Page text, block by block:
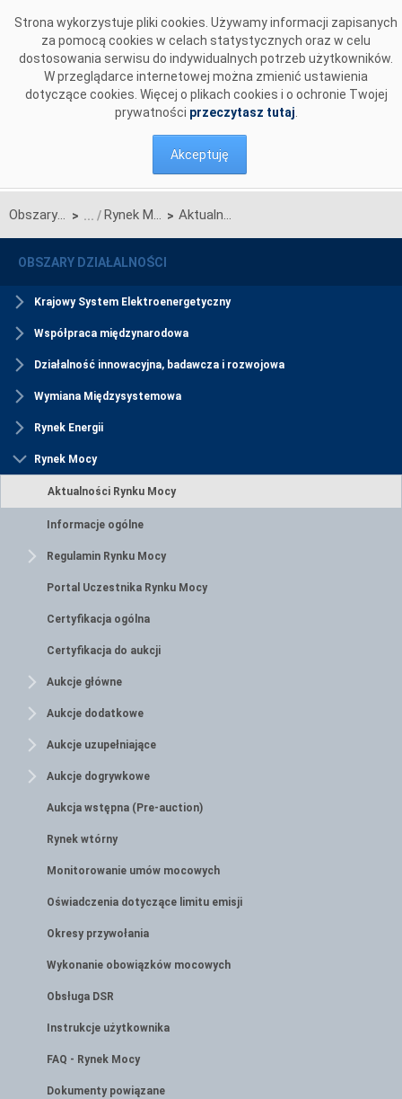
Strona wykorzystuje pliki cookies. Używamy informacji zapisanych
za pomocą cookies w celach statystycznych oraz w celu
dostosowania serwisu do indywidualnych potrzeb użytkowników.
W przeglądarce internetowej można zmienić ustawienia
dotyczące cookies. Więcej o plikach cookies i o ochronie Twojej
prywatności przeczytasz tutaj
Akceptuję
Obszary działalności > Rynek Mocy > Aktualności Rynku Mocy
OBSZARY DZIAŁALNOŚCI
Krajowy System Elektroenergetyczny
Współpraca międzynarodowa
Działalność innowacyjna, badawcza i rozwojowa
Wymiana Międzysystemowa
Rynek Energii
Rynek Mocy
Aktualności Rynku Mocy
Informacje ogólne
Regulamin Rynku Mocy
Portal Uczestnika Rynku Mocy
Certyfikacja ogólna
Certyfikacja do aukcji
Aukcje główne
Aukcje dodatkowe
Aukcje uzupełniające
Aukcje dogrywkowe
Aukcja wstępna (Pre-auction)
Rynek wtórny
Monitorowanie umów mocowych
Oświadczenia dotyczące limitu emisji
Okresy przywołania
Wykonanie obowiązków mocowych
Obsługa DSR
Instrukcje użytkownika
FAQ - Rynek Mocy
Dokumenty powiązane